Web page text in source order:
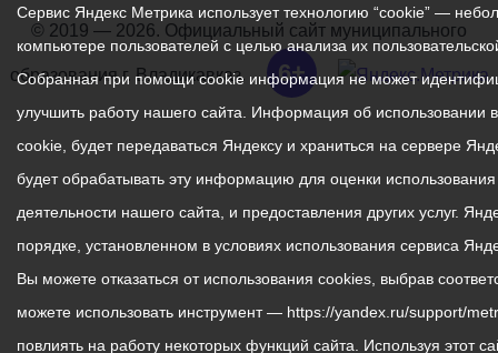
© 2019 — 2026. Официальный сайт муниципального
образования г. Владикавказ. 6+
Сервис Яндекс Метрика использует технологию “cookie” —
компьютере пользователей с целью анализа их
Собранная при помощи cookie информация не может
улучшить работу нашего сайта. Информация об
cookie, будет передаваться Яндексу и храниться на сервере
будет обрабатывать эту информацию для оценки
деятельности нашего сайта, и предоставления других услуг.
порядке, установленном в условиях использования сервиса
Вы можете отказаться от использования cookies, выбрав
можете использовать инструмент — https://yandex.ru/support/
повлиять на работу некоторых функций сайта. Используя этот